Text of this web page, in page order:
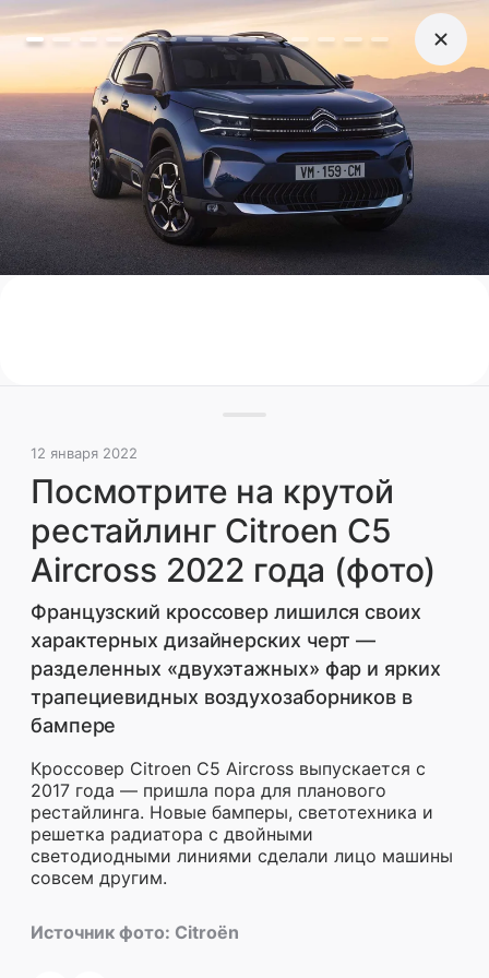
12 января 2022
Посмотрите на крутой
рестайлинг Citroen C5
Aircross 2022 года (фото)
Французский кроссовер лишился своих
характерных дизайнерских черт —
12 января 2022
Посмотрите на крутой
рестайлинг Citroen C5
Aircross 2022 года (фото)
Французский кроссовер лишился своих
характерных дизайнерских черт —
разделенных «двухэтажных» фар и ярких
трапециевидных воздухозаборников в
бампере
Кроссовер Citroen C5 Aircross выпускается с
2017 года — пришла пора для планового
рестайлинга. Новые бамперы, светотехника и
решетка радиатора с двойными
светодиодными линиями сделали лицо машины
совсем другим.
Источник фото: Citroën
Поделиться